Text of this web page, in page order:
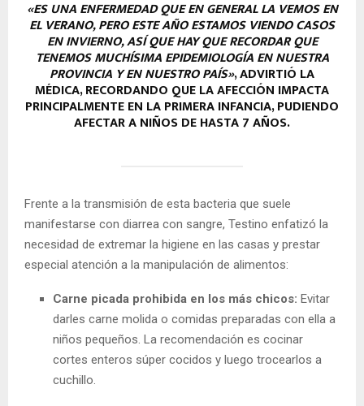
«ES UNA ENFERMEDAD QUE EN GENERAL LA VEMOS EN
EL VERANO, PERO ESTE AÑO ESTAMOS VIENDO CASOS
EN INVIERNO, ASÍ QUE HAY QUE RECORDAR QUE
TENEMOS MUCHÍSIMA EPIDEMIOLOGÍA EN NUESTRA
PROVINCIA Y EN NUESTRO PAÍS», ADVIRTIÓ LA
MÉDICA, RECORDANDO QUE LA AFECCIÓN IMPACTA
PRINCIPALMENTE EN LA PRIMERA INFANCIA, PUDIENDO
AFECTAR A NIÑOS DE HASTA 7 AÑOS.
Frente a la transmisión de esta bacteria que suele
manifestarse con diarrea con sangre, Testino enfatizó la
necesidad de extremar la higiene en las casas y prestar
especial atención a la manipulación de alimentos:
Carne picada prohibida en los más chicos: Evitar
darles carne molida o comidas preparadas con ella a
niños pequeños. La recomendación es cocinar
cortes enteros súper cocidos y luego trocearlos a
cuchillo.